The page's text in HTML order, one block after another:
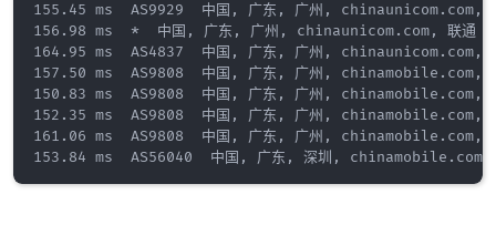
155.45 ms  AS9929  中国, 广东, 广州, chinaunicom.com,
156.98 ms  *  中国, 广东, 广州, chinaunicom.com, 联通
164.95 ms  AS4837  中国, 广东, 广州, chinaunicom.com,
157.50 ms  AS9808  中国, 广东, 广州, chinamobile.com,
150.83 ms  AS9808  中国, 广东, 广州, chinamobile.com,
152.35 ms  AS9808  中国, 广东, 广州, chinamobile.com,
161.06 ms  AS9808  中国, 广东, 广州, chinamobile.com,